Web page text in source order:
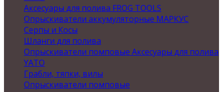
Аксесуары для полива FROG TOOLS
Опрыскиватели аккумуляторные МАРКУС
Серпы и Косы
Шланги для полива
Опрыскиватели помповые Аксесуары для полива
YATO
Грабли, тяпки, вилы
Опрыскиватели помповые